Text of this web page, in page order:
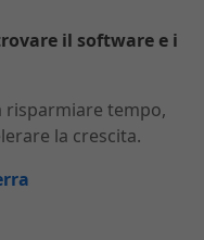
il software e i
risparmiare tempo,
la crescita.